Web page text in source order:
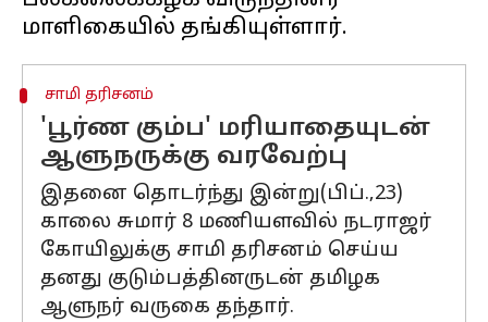
சாமி தரிசனம்
'பூர்ண கும்ப' மரியாதையுடன்
ஆளுநருக்கு வரவேற்பு
இதனை தொடர்ந்து இன்று(பிப்.,23)
காலை சுமார் 8 மணியளவில் நடராஜர்
கோயிலுக்கு சாமி தரிசனம் செய்ய
தனது குடும்பத்தினருடன் தமிழக
ஆளுநர் வருகை தந்தார்.